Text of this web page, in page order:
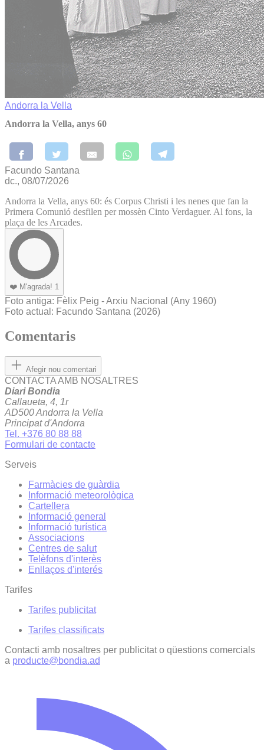
Andorra la Vella
Andorra la Vella, anys 60
Facundo Santana
dc., 08/07/2026
Andorra la Vella, anys 60: és Corpus Christi i les nenes que fan la
Primera Comunió desfilen per mossèn Cinto Verdaguer. Al fons, la
plaça de les Arcades.
❤️ M'agrada! 1
Foto antiga: Fèlix Peig - Arxiu Nacional (Any 1960)
Foto actual : Facundo Santana (2026)
Comentaris
Afegir nou comentari
CONTACTA AMB NOSALTRES
Diari Bondia
Callaueta, 4, 1r
AD500 Andorra la Vella
Principat d'Andorra
Tel. +376 80 88 88
Formulari de contacte
Serveis
Farmàcies de guàrdia
Informació meteorològica
Cartellera
Informació general
Informació turística
Associacions
Centres de salut
Telèfons d'interès
Enllaços d'interés
Tarifes
Tarifes publicitat
Tarifes classificats
Contacti amb nosaltres per publicitat o qüestions comercials
a producte@bondia.ad